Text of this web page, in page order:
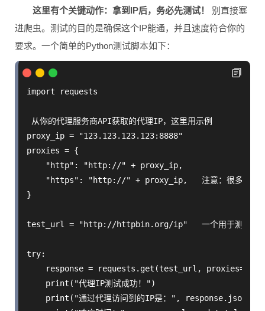
这里有个关键动作：拿到IP后，务必先测试！
别直接塞
进爬虫。测试的目的是确保这个IP能通，并且速度符合你的
要求。一个简单的Python测试脚本如下：
import requests
从你的代理服务商API获取的代理IP，这里用示例
proxy_ip = "123.123.123.123:8888"
proxies = {
    "http": "http://" + proxy_ip,
"https": "http://" + proxy_ip,   注意：很多HTTP
}
test_url = "http://httpbin.org/ip"   一个用于测试返回
try:
response = requests.get(test_url,
    print("代理IP测试成功！")
print("通过代理访问到的IP是：",